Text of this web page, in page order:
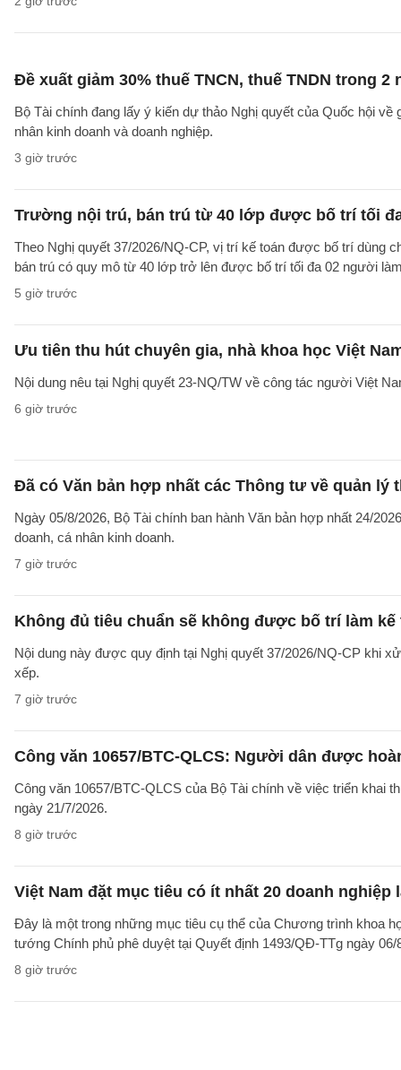
Đề xuất giảm 30% thuế TNCN, thuế TNDN trong 2
Bộ Tài chính đang lấy ý kiến dự thảo Nghị quyết của Quốc hội
nhân kinh doanh và doanh nghiệp.
3 giờ trước
Trường nội trú, bán trú từ 40 lớp được bố trí tối
Theo Nghị quyết 37/2026/NQ-CP, vị trí kế toán được bố trí dùng
bán trú có quy mô từ 40 lớp trở lên được bố trí tối đa 02 người
5 giờ trước
Ưu tiên thu hút chuyên gia, nhà khoa học Việt
Nội dung nêu tại Nghị quyết 23-NQ/TW về công tác người Việt
6 giờ trước
Đã có Văn bản hợp nhất các Thông tư về quản lý
Ngày 05/8/2026, Bộ Tài chính ban hành Văn bản hợp nhất 24/
doanh, cá nhân kinh doanh.
7 giờ trước
Không đủ tiêu chuẩn sẽ không được bố trí làm
Nội dung này được quy định tại Nghị quyết 37/2026/NQ-CP khi
xếp.
7 giờ trước
Công văn 10657/BTC-QLCS: Người dân được
Công văn 10657/BTC-QLCS của Bộ Tài chính về việc triển khai
ngày 21/7/2026.
8 giờ trước
Việt Nam đặt mục tiêu có ít nhất 20 doanh
Đây là một trong những mục tiêu cụ thể của Chương trình khoa
tướng Chính phủ phê duyệt tại Quyết định 1493/QĐ-TTg ngày
8 giờ trước